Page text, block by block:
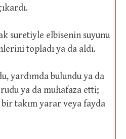
topladı ya da aldı.
ya da muhafaza etti;
takım yarar veya fayda